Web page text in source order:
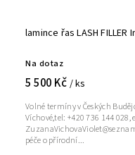
lamince řas LASH
Na dotaz
5 500 Kč / ks
Volné termíny v Českých
Víchové,tel: +420 736 144 028,
ZuzanaVichovaViolet@seznam.cz
péče o přírodní...